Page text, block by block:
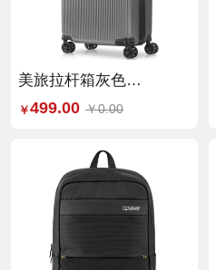
美旅拉杆箱灰色
（TX7*18002）66/24
￥499.00 ￥0.00